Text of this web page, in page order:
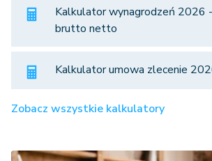
Kalkulator wynagrodzeń 2026
brutto netto
Kalkulator umowa zlecenie
Zobacz wszystkie kalkulatory